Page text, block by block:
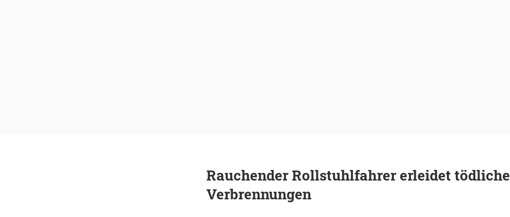
Rauchender Rollstuhlfahrer erleidet tödliche
Verbrennungen